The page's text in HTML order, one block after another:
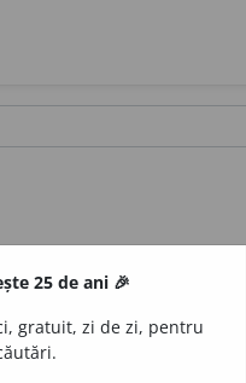
25 de ani 🎉
gratuit, zi de zi, pentru